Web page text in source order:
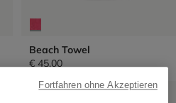
Beach Towel
€ 45,00
SALE
Fortfahren ohne Akzeptieren